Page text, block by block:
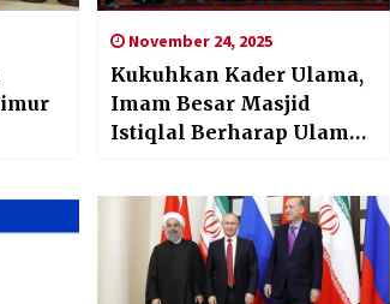
November 24, 2025
Kukuhkan Kader Ulama,
Imam Besar Masjid
Istiqlal Berharap Ulama
‘’Indonesiakan’’ Dunia.